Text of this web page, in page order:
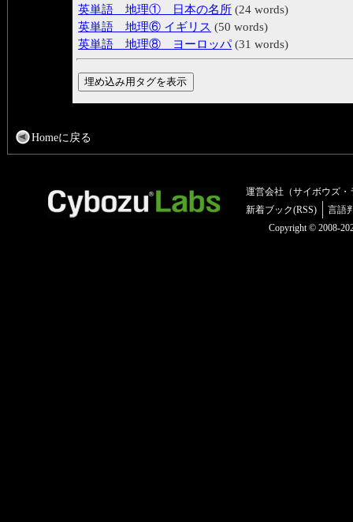
英単語 地理① 日本の名所 (24 words)
英単語 地理⑥ イギリス (50 words)
英単語 地理⑧ ヨーロッパ(31 words)
Homeに戻る
運営会社（サイボウズ・
新着ブック(RSS)
言語
Copyright © 2008-